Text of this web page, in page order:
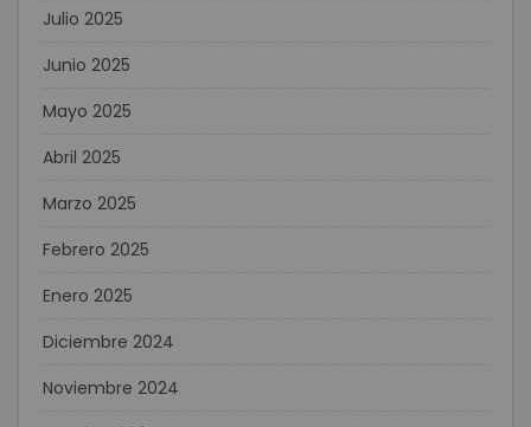
Julio 2025
Junio 2025
Mayo 2025
Abril 2025
Marzo 2025
Febrero 2025
Enero 2025
Diciembre 2024
Noviembre 2024